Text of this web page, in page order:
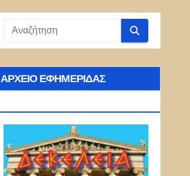
ΑΡΧΕΊΟ ΕΦΗΜΕΡΊΔΑΣ